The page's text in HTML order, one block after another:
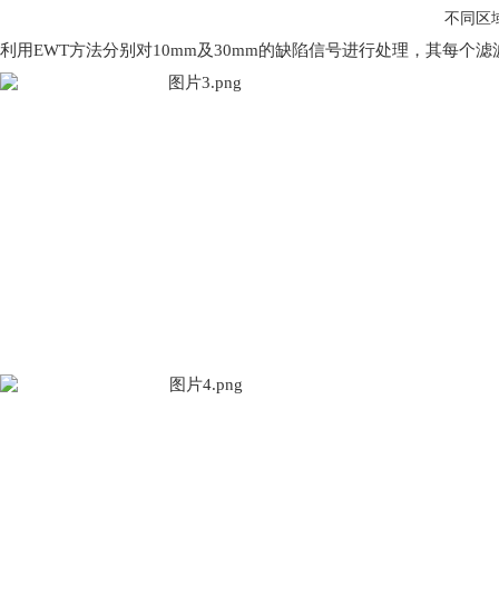
不同区
利用EWT方法分别对10mm及30mm的缺陷信号进行处理，其每个